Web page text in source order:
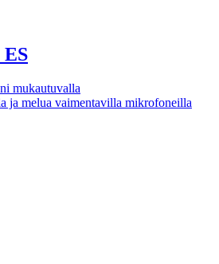
ES
mukautuvalla
ja melua vaimentavilla mikrofoneilla